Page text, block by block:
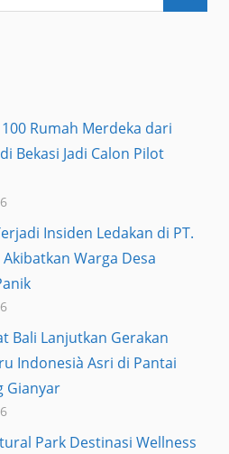
Rumah Merdeka dari
Bekasi Jadi Calon Pilot
Insiden Ledakan di PT.
Warga Desa
Bali Lanjutkan Gerakan
Indonesià Asri di Pantai
Gianyar
Park Destinasi Wellness